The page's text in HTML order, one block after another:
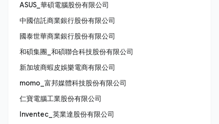
ASUS_華碩電腦股份有限公司
中國信託商業銀行股份有限公司
國泰世華商業銀行股份有限公司
和碩集團_和碩聯合科技股份有限公司
新加坡商蝦皮娛樂電商有限公司
momo_富邦媒體科技股份有限公司
仁寶電腦工業股份有限公司
Inventec_英業達股份有限公司